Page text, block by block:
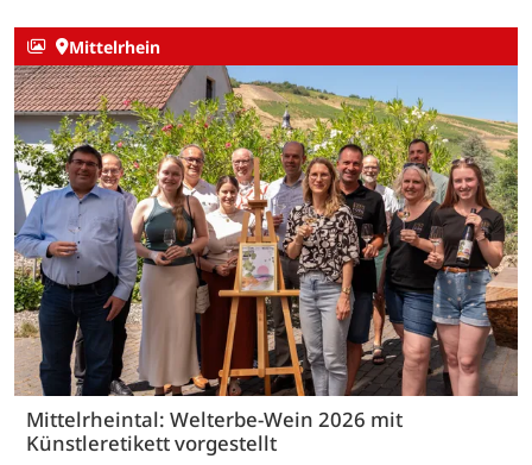
Mittelrhein
Mittelrheintal: Welterbe-Wein 2026 mit
Künstleretikett vorgestellt